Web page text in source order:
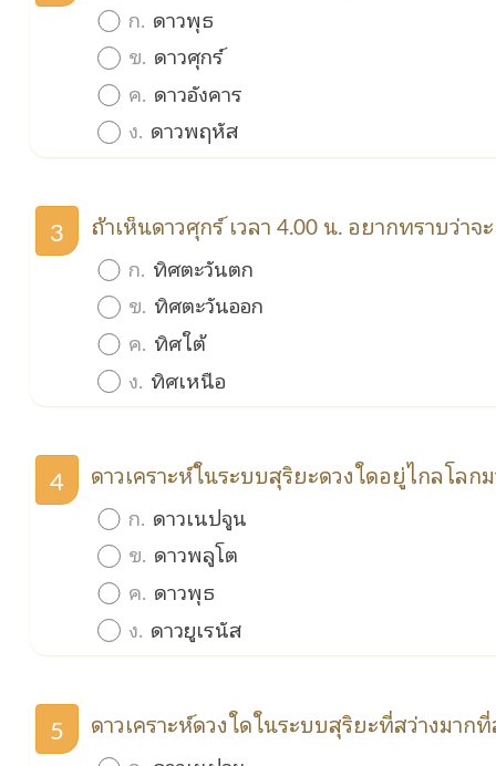
ก. ดาวพุธ
ข. ดาวศุกร์
ค. ดาวอังคาร
ง. ดาวพฤหัส
3
ถ้าเห็นดาวศุกร์ เวลา 4.00 น. อยากทราบว่าจ
ก. ทิศตะวันตก
ข. ทิศตะวันออก
ค. ทิศใต้
ง. ทิศเหนือ
4
ดาวเคราะห์ในระบบสุริยะดวงใดอยู่ไกลโลก
ก. ดาวเนปจูน
ข. ดาวพลูโต
ค. ดาวพุธ
ง. ดาวยูเรนัส
5
ดาวเคราะห์ดวงใดในระบบสุริยะที่สว่างมาก